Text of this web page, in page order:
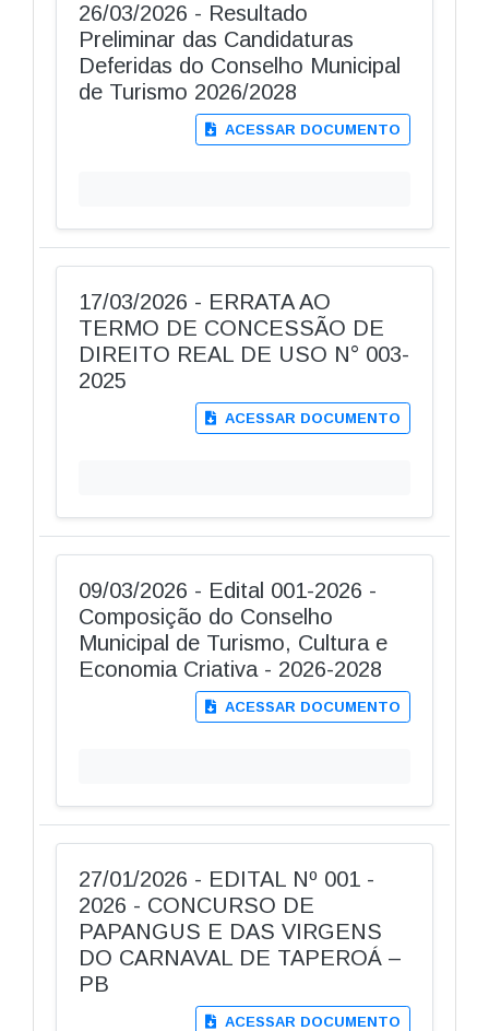
26/03/2026 - Resultado
Preliminar das Candidaturas
Deferidas do Conselho Municipal
de Turismo 2026/2028
ACESSAR DOCUMENTO
17/03/2026 - ERRATA AO
TERMO DE CONCESSÃO DE
DIREITO REAL DE USO N° 003-
2025
ACESSAR DOCUMENTO
09/03/2026 - Edital 001-2026 -
Composição do Conselho
Municipal de Turismo, Cultura e
Economia Criativa - 2026-2028
ACESSAR DOCUMENTO
27/01/2026 - EDITAL Nº 001 -
2026 - CONCURSO DE
PAPANGUS E DAS VIRGENS
DO CARNAVAL DE TAPEROÁ –
PB
ACESSAR DOCUMENTO